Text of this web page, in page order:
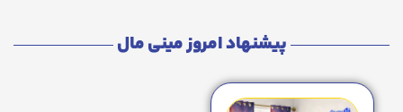
پیشنهاد امروز مینی مال